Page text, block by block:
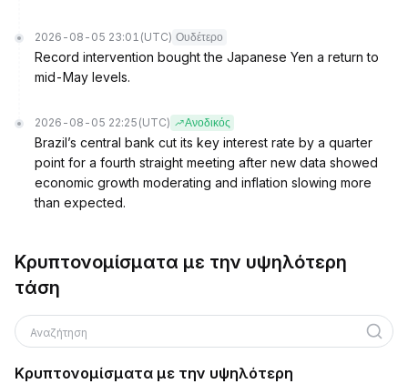
2026-08-05 23:01 (UTC) Ουδέτερο
Record intervention bought the Japanese Yen a return to
mid-May levels.
2026-08-05 22:25 (UTC) Ανοδικός
Brazil’s central bank cut its key interest rate by a quarter
point for a fourth straight meeting after new data showed
economic growth moderating and inflation slowing more
than expected.
Κρυπτονομίσματα με την υψηλότερη
τάση
Αναζήτηση
Κρυπτονομίσματα με την υψηλότερη